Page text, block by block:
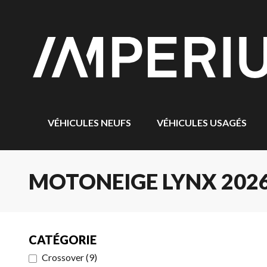
VÉHICULES NEUFS VÉHICULES USAGÉS
MOTONEIGE LYNX
CATÉGORIE
Crossover(9)